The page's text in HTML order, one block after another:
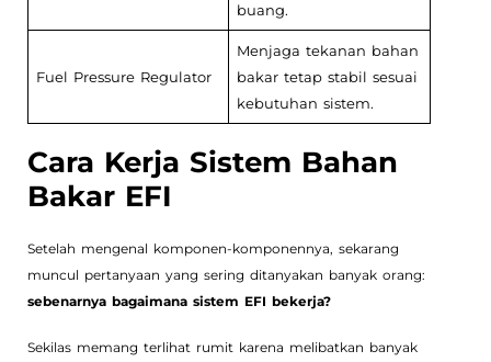
buang.
Fuel Pressure Regulator
Menjaga tekanan bahan
bakar tetap stabil sesuai
kebutuhan sistem.
Cara Kerja Sistem Bahan
Bakar EFI
Setelah mengenal komponen-komponennya, sekarang
muncul pertanyaan yang sering ditanyakan banyak orang:
sebenarnya bagaimana sistem EFI bekerja?
Sekilas memang terlihat rumit karena melibatkan banyak